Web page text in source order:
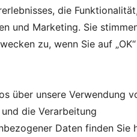
die
und Marketing. Sie
zu, wenn Sie auf „OK“
über unsere Verwendung
die Verarbeitung
Daten finden Sie